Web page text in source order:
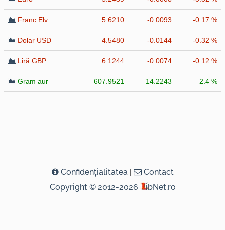
Franc Elv. 5.6210 -0.0093 -0.17 %
Dolar USD 4.5480 -0.0144 -0.32 %
Liră GBP 6.1244 -0.0074 -0.12 %
Gram aur 607.9521 14.2243 2.4 %
Confidenţialitatea |
Contact
Copyright © 2012-2026
ibNet.ro